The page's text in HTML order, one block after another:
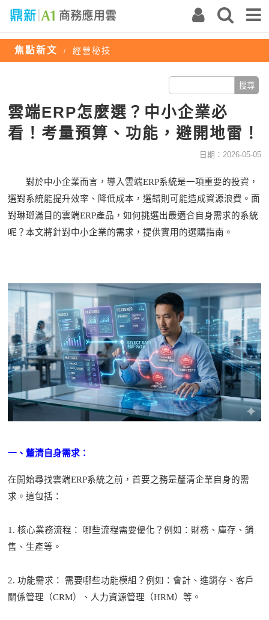
焦點新文 / 經營秘技
雲端ERP怎麼選？中小企業必
看！考量預算、功能，避開地雷！
日期：2026-05-05
對於中小企業而言，導入雲端ERP系統是一項重要的投資，
選對系統能提升效率、降低成本，選錯則可能造成資源浪費。面
對琳瑯滿目的雲端ERP產品，如何挑選出最適合自身需求的系統
呢？本文將針對中小企業的需求，提供實用的選購指南。
一、釐清自身需求：
在開始尋找雲端ERP系統之前，首要之務是釐清企業自身的需
求。這包括：
1.核心業務流程： 哪些流程需要優化？例如：財務、庫存、銷
售、生產等。
2.功能需求： 需要哪些功能模組？例如：會計、進銷存、客戶
關係管理（CRM）、人力資源管理（HRM）等。